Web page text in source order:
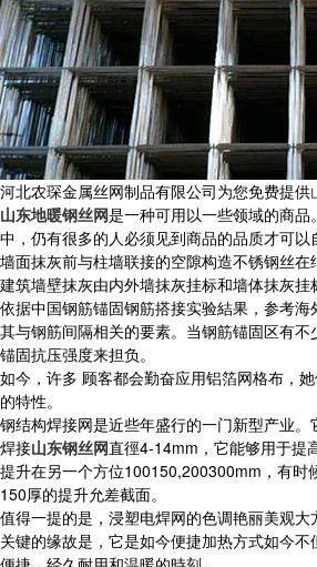
河北农琛金属丝网制品有限公司为您免费提供
山东地暖钢丝网是一种可用以一些领域的商
中，仍有很多的人必须见到商品的品质才可以
墙面抹灰前与柱墙联接的空隙构造不锈钢丝
建筑墙壁抹灰由内外墙抹灰挂标和墙体抹灰
依据中国钢筋锚固钢筋搭接实验結果，参考
其与钢筋间隔相关的要素。当钢筋锚固区有
锚固抗压强度来担负。
如今，许多 顾客都会勤奋应用铝箔网格布，
的特性。
钢结构焊接网是近些年盛行的一门新型产业。
焊接山东钢丝网直徑4-14mm，它能够用于提
提升在另一个方位100150,200300mm，有
150厚的提升允差截面。
值得一提的是，浸塑电焊网的色调艳丽美观
关键的缘故是，它是如今便捷加热方式如今